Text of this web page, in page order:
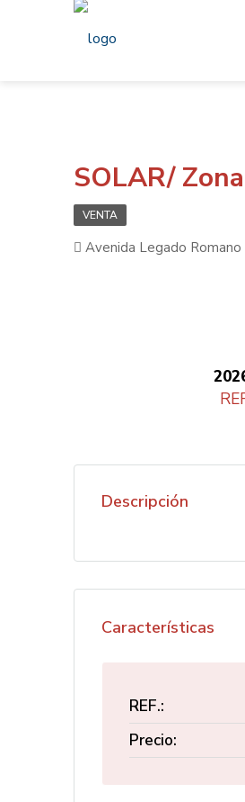
SOLAR/
VENTA
Avenida Legado Romano
Descripción
Características
REF.:
Precio: